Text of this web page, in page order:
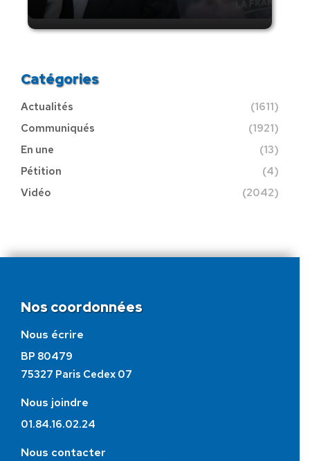
Catégories
Actualités
(1611)
Communiqués
(1921)
En une
(13)
Pétition
(4)
Vidéo
(2042)
Nos coordonnées
Nous écrire
BP 80479
75327 Paris Cedex 07
Nous joindre
01.84.16.02.24
Nous contacter